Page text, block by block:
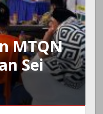
MTQN
Sei